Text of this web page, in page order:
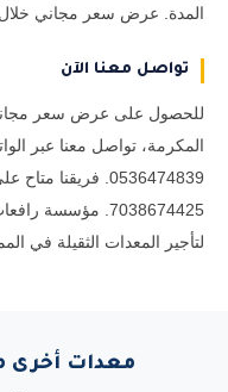
المدة. عرض سعر مجاني خلال
تواصل معنا الآن
للحصول على عرض سعر
المكرمة، تواصل معنا عبر
0536474839.
7038674425.
لتأجير المعدات الثقيلة في
معدات أخرى